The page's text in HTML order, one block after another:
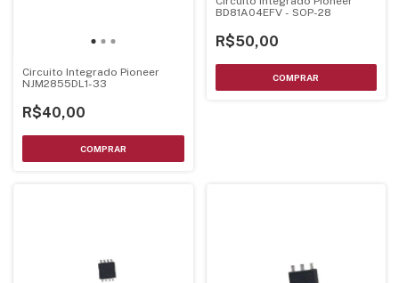
Circuito Integrado Pioneer
NJM2855DL1-33
R$40,00
BD81A04EFV - SOP-28
R$50,00